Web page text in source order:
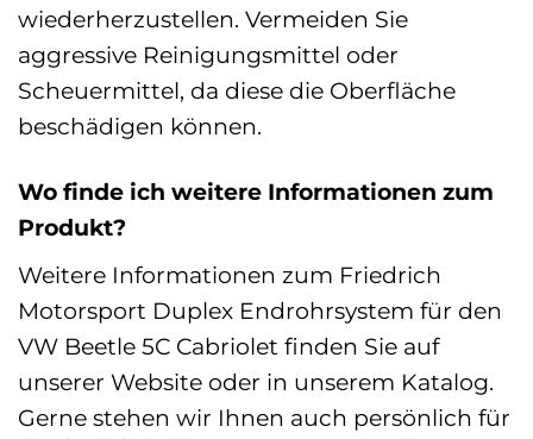
wiederherzustellen. Vermeiden Sie
aggressive Reinigungsmittel oder
Scheuermittel, da diese die Oberfläche
beschädigen können.
Wo finde ich weitere Informationen zum
Produkt?
Weitere Informationen zum Friedrich
Motorsport Duplex Endrohrsystem für den
VW Beetle 5C Cabriolet finden Sie auf
unserer Website oder in unserem Katalog.
Gerne stehen wir Ihnen auch persönlich für